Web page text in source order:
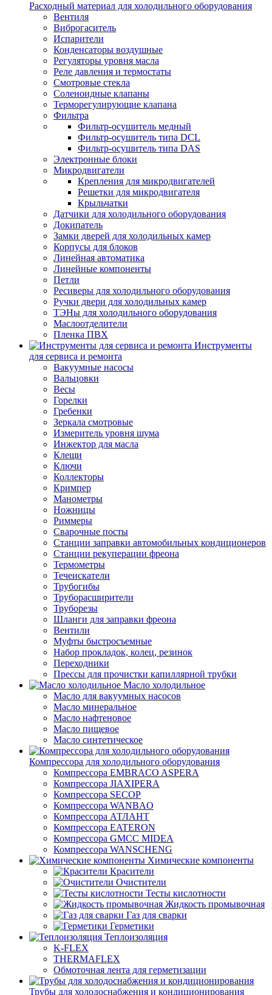
Расходный материал для холодильного оборудования
Вентиля
Виброгаситель
Испарители
Конденсаторы воздушные
Регуляторы уровня масла
Реле давления и термостаты
Смотровые стекла
Соленоидные клапаны
Терморегулирующие клапана
Фильтра
Фильтр-осушитель медный
Фильтр-осушитель типа DCL
Фильтр-осушитель типа DAS
Электронные блоки
Микродвигатели
Крепления для микродвигателей
Решетки для микродвигателя
Крыльчатки
Датчики для холодильного оборудования
Докипатель
Замки дверей для холодильных камер
Корпусы для блоков
Линейная автоматика
Линейные компоненты
Петли
Ресиверы для холодильного оборудования
Ручки двери для холодильных камер
ТЭНы для холодильного оборудования
Маслоотделители
Пленка ПВХ
Инструменты
для сервиса и ремонта
Вакуумные насосы
Вальцовки
Весы
Горелки
Гребенки
Зеркала смотровые
Измеритель уровня шума
Инжектор для масла
Клещи
Ключи
Коллекторы
Кримпер
Манометры
Ножницы
Риммеры
Сварочные посты
Станции заправки автомобильных кондиционеров
Станции рекуперации фреона
Термометры
Течеискатели
Трубогибы
Труборасширители
Труборезы
Шланги для заправки фреона
Вентили
Муфты быстросъемные
Набор прокладок, колец, резинок
Переходники
Прессы для прочистки капиллярной трубки
Масло холодильное
Масло для вакуумных насосов
Масло минеральное
Масло нафтеновое
Масло пищевое
Масло синтетическое
Компрессора для холодильного оборудования
Компрессора EMBRACO ASPERA
Компрессора JIAXIPERA
Компрессора SECOP
Компрессора WANBAO
Компрессора АТЛАНТ
Компрессора EATERON
Компрессора GMCC MIDEA
Компрессора WANSCHENG
Химические компоненты
Красители
Очистители
Тесты кислотности
Жидкость промывочная
Газ для сварки
Герметики
Теплоизоляция
K-FLEX
THERMAFLEX
Обмоточная лента для герметизации
Трубы для холодоснабжения и кондиционирования